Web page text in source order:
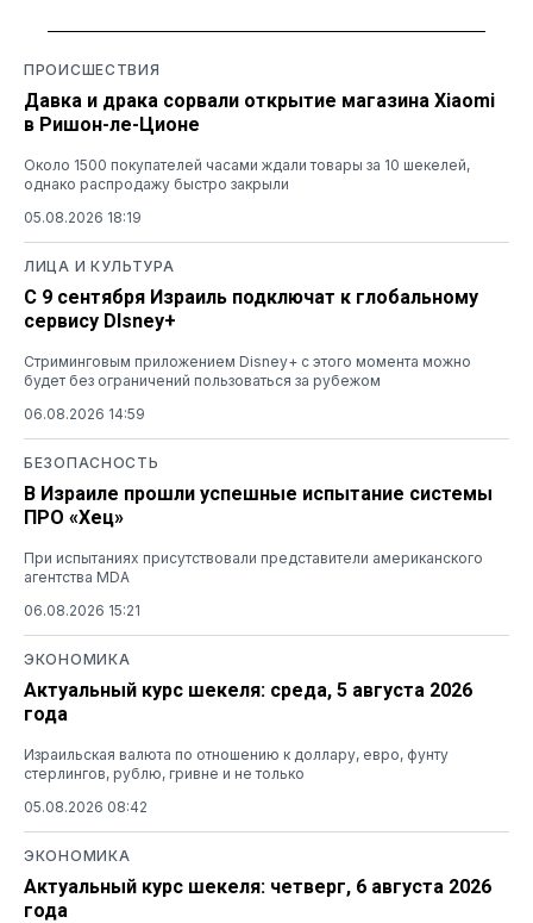
ПРОИСШЕСТВИЯ
Давка и драка сорвали открытие магазина Xiaomi
в Ришон-ле-Ционе
Около 1500 покупателей часами ждали товары за 10 шекелей,
однако распродажу быстро закрыли
05.08.2026 18:19
ЛИЦА И КУЛЬТУРА
С 9 сентября Израиль подключат к глобальному
сервису DIsney+
Стриминговым приложением Disney+ с этого момента можно
будет без ограничений пользоваться за рубежом
06.08.2026 14:59
БЕЗОПАСНОСТЬ
В Израиле прошли успешные испытание системы
ПРО «Хец»
При испытаниях присутствовали представители американского
агентства MDA
06.08.2026 15:21
ЭКОНОМИКА
Актуальный курс шекеля: среда, 5 августа 2026
года
Израильская валюта по отношению к доллару, евро, фунту
стерлингов, рублю, гривне и не только
05.08.2026 08:42
ЭКОНОМИКА
Актуальный курс шекеля: четверг, 6 августа 2026
года